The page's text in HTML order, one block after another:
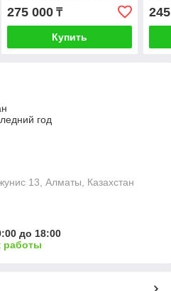
275 000₸
Купить
год
13, Алматы, Казахстан
до 18:00
работы